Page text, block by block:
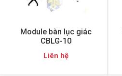
Module bàn lục giác
CBLG-10
Liên hệ